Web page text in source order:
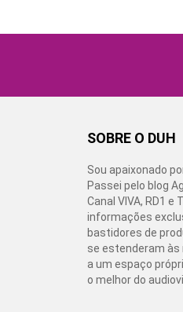
SOBRE O DUH
Sou apaixonado
Passei pelo blog
Canal VIVA, RD1 e
informações
bastidores de
se estenderam às
a um espaço
o melhor do